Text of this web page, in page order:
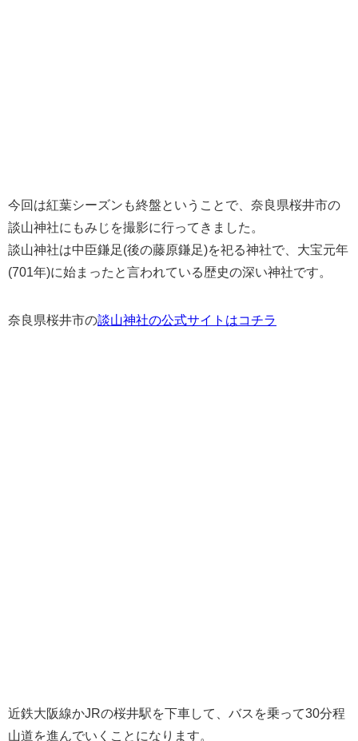
今回は紅葉シーズンも終盤ということで、奈良県桜井市の
談山神社にもみじを撮影に行ってきました。
談山神社は中臣鎌足(後の藤原鎌足)を祀る神社で、大宝元年
(701年)に始まったと言われている歴史の深い神社です。
奈良県桜井市の談山神社の公式サイトはコチラ
近鉄大阪線かJRの桜井駅を下車して、バスを乗って30分程
山道を進んでいくことになります。